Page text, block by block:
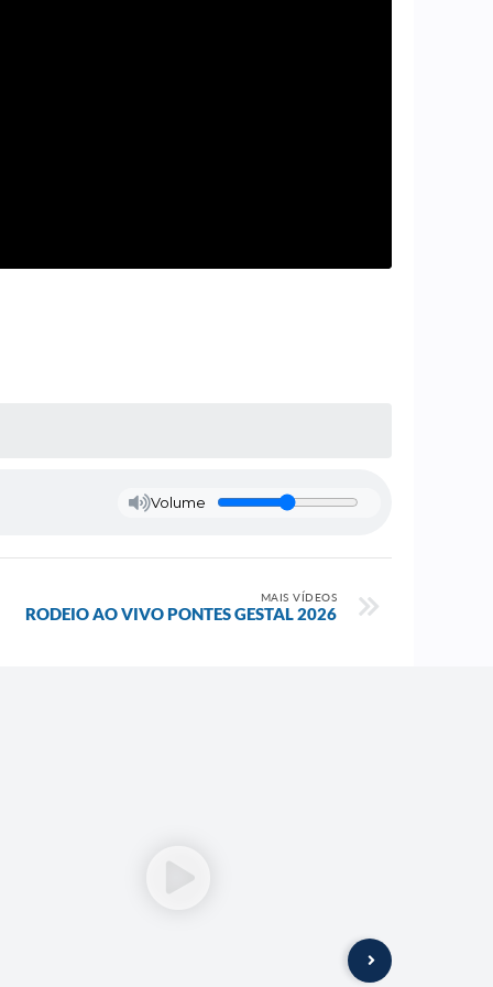
Volume
MAIS VÍDEOS
RODEIO AO VIVO PONTES GESTAL 2026